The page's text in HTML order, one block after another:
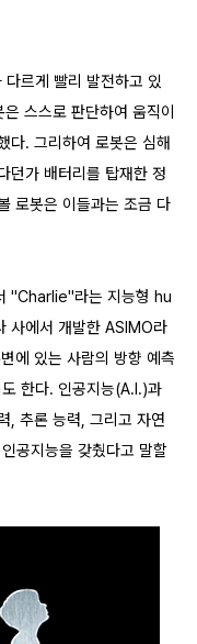
르게 빨리 발전하고 있
스스로 판단하여 움직이
다. 그리하여 로봇은 심해
던가 배터리를 탑재한 정
로봇은 이들과는 조금 다
"Charlie"라는 지능형 hu
에서 개발한 ASIMO라
에 있는 사람의 방향 예측
한다. 인공지능(A.I.)과
, 추론 능력, 그리고 자연
공지능을 갖췄다고 말할